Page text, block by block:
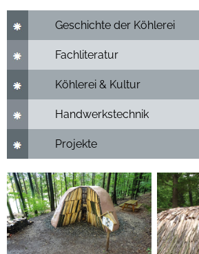
Geschichte der Köhlerei
Fachliteratur
Köhlerei & Kultur
Handwerkstechnik
Projekte